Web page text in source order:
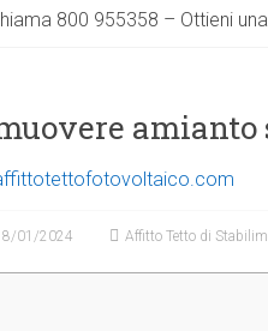
800 955358 – Ottieni
01/2024 Affitto Tetto di